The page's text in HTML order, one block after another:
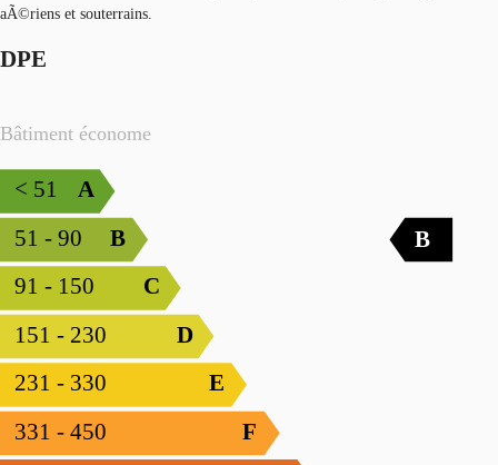
aÃ©riens et souterrains.
DPE
Bâtiment économe
A
< 51
B
51 - 90
C
91 - 150
D
151 - 230
E
231 - 330
F
331 - 450
B